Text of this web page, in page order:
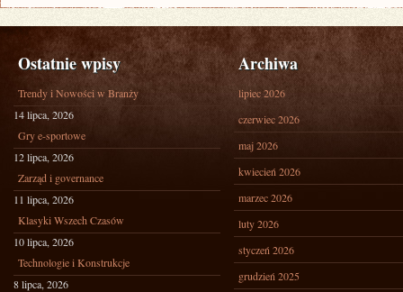
Ostatnie wpisy
Trendy i Nowości w Branży
14 lipca, 2026
Gry e-sportowe
12 lipca, 2026
Zarząd i governance
11 lipca, 2026
Klasyki Wszech Czasów
10 lipca, 2026
Technologie i Konstrukcje
8 lipca, 2026
Archiwa
lipiec 2026
czerwiec 2026
maj 2026
kwiecień 2026
marzec 2026
luty 2026
styczeń 2026
grudzień 2025